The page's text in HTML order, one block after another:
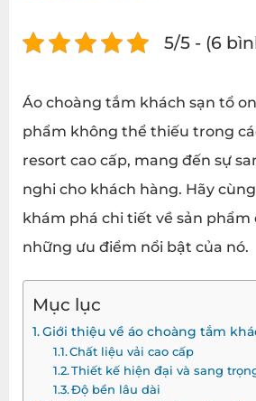
5/5 - (6
Áo choàng tắm khách sạn tổ
phẩm không thể thiếu trong
resort cao cấp, mang đến sự
nghi cho khách hàng. Hãy
khám phá chi tiết về sản phẩm
những ưu điểm nổi bật của nó.
Mục lục
Giới thiệu về áo choàng tắm
Chất liệu vải cao cấp
Thiết kế hiện đại và sang
Độ bền lâu dài